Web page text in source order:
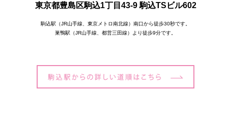
東京都豊島区駒込1丁目43-9 駒込TSビル602
駒込駅（JR山手線、東京メトロ南北線）南口から徒歩30秒です。
巣鴨駅（JR山手線、都営三田線）より徒歩9分です。